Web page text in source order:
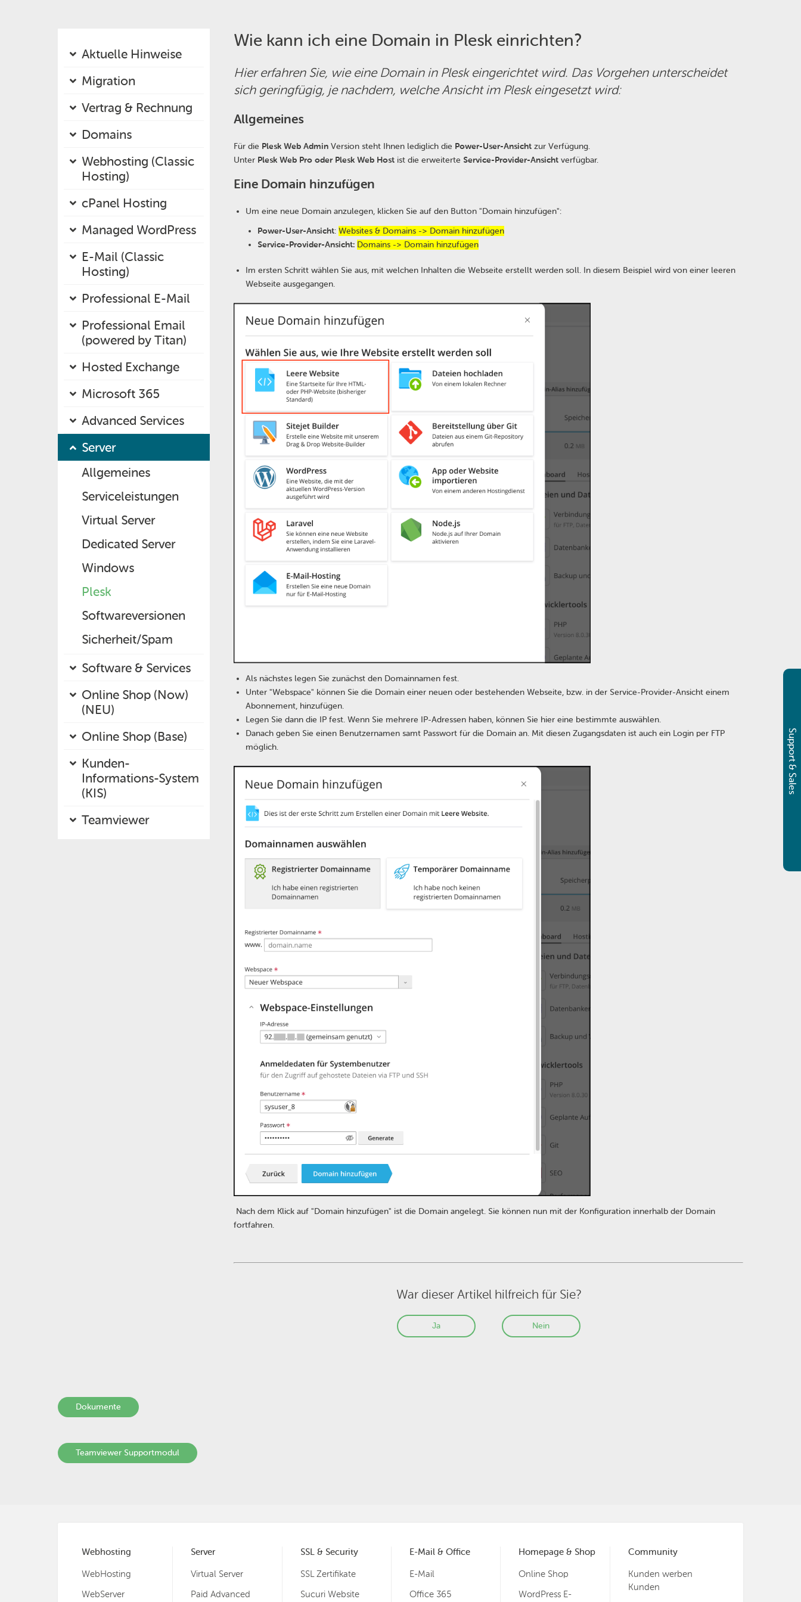
Aktuelle Hinweise
Migration
Vertrag & Rechnung
Domains
Webhosting (Classic
Hosting)
cPanel Hosting
Managed WordPress
E-Mail (Classic
Hosting)
Professional E-Mail
Professional Email
(powered by Titan)
Hosted Exchange
Microsoft 365
Advanced Services
Server
Allgemeines
Serviceleistungen
Virtual Server
Dedicated Server
Windows
Plesk
Softwareversionen
Sicherheit/Spam
Software & Services
Online Shop (Now)
(NEU)
Online Shop (Base)
Kunden-
Informations-System
(KIS)
Teamviewer
Wie kann ich eine Domain in Plesk einrichten?
Hier erfahren Sie, wie eine Domain in Plesk eingerichtet wird. Das Vorgehen unterscheidet
sich geringfügig, je nachdem, welche Ansicht im Plesk eingesetzt wird:
Allgemeines
Für die Plesk Web Admin Version steht Ihnen lediglich die Power-User-Ansicht zur Verfügung.
Unter Plesk Web Pro oder Plesk Web Host ist die erweiterte Service-Provider-Ansicht verfügbar.
Eine Domain hinzufügen
Um eine neue Domain anzulegen, klicken Sie auf den Button "Domain hinzufügen":
Power-User-Ansicht: Websites & Domains -> Domain hinzufügen
Service-Provider-Ansicht: Domains -> Domain hinzufügen
Im ersten Schritt wählen Sie aus, mit welchen Inhalten die Webseite erstellt werden soll. In diesem Beispiel wird von einer leeren
Webseite ausgegangen.
Als nächstes legen Sie zunächst den Domainnamen fest.
Unter "Webspace" können Sie die Domain einer neuen oder bestehenden Webseite, bzw. in der Service-Provider-Ansicht einem
Abonnement, hinzufügen.
Legen Sie dann die IP fest. Wenn Sie mehrere IP-Adressen haben, können Sie hier eine bestimmte auswählen.
Danach geben Sie einen Benutzernamen samt Passwort für die Domain an. Mit diesen Zugangsdaten ist auch ein Login per FTP
möglich.
Nach dem Klick auf "Domain hinzufügen" ist die Domain angelegt. Sie können nun mit der Konfiguration innerhalb der Domain
fortfahren.
War dieser Artikel hilfreich für Sie?
Ja Nein
Dokumente
Teamviewer Supportmodul
Support & Sales
Webhosting
WebHosting
WebServer
Server
Virtual Server
Paid Advanced
SSL & Security
SSL Zertifikate
Sucuri Website
E-Mail & Office
E-Mail
Office 365
Homepage & Shop
Online Shop
WordPress E-
Community
Kunden werben
Kunden